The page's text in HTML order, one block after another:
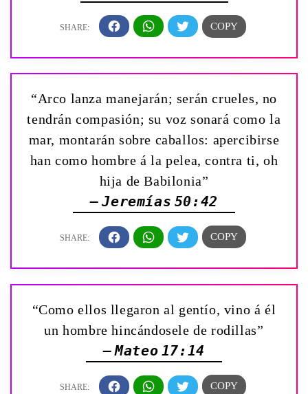
“Arco lanza manejarán; serán crueles, no
tendrán compasión; su voz sonará como la
mar, montarán sobre caballos: apercibirse
han como hombre á la pelea, contra ti, oh
hija de Babilonia”
— Jeremías 50:42
“Como ellos llegaron al gentío, vino á él
un hombre hincándosele de rodillas”
— Mateo 17:14